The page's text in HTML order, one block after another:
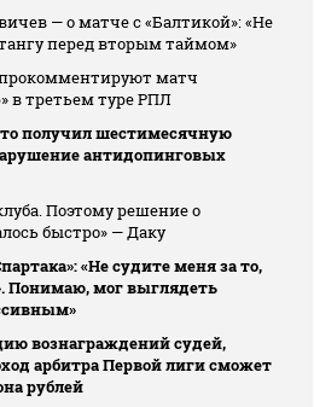
— о матче с «Балтикой»: «Не
перед вторым таймом»
матч
в третьем туре РПЛ
получил шестимесячную
антидопинговых
Поэтому решение о
быстро» — Даку
«Не судите меня за то,
Понимаю, мог выглядеть
вознаграждений судей,
арбитра Первой лиги сможет
рублей